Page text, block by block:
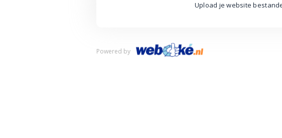
Upload je website
Powered by